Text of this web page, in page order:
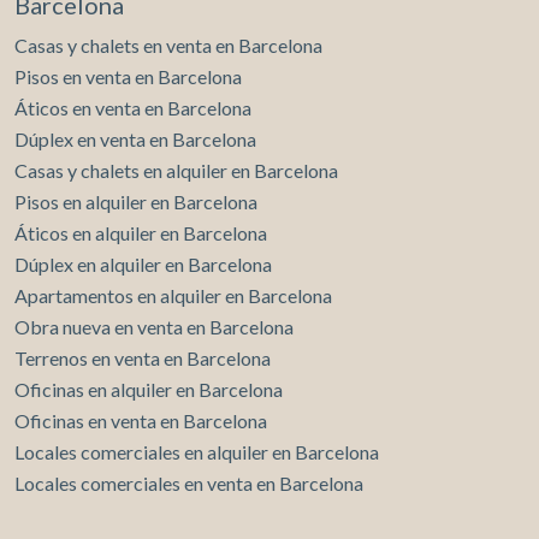
Casas y chalets en venta en Barcelona
Pisos en venta en Barcelona
Áticos en venta en Barcelona
Dúplex en venta en Barcelona
Casas y chalets en alquiler en Barcelona
Pisos en alquiler en Barcelona
Áticos en alquiler en Barcelona
Dúplex en alquiler en Barcelona
Apartamentos en alquiler en Barcelona
Obra nueva en venta en Barcelona
Terrenos en venta en Barcelona
Oficinas en alquiler en Barcelona
Oficinas en venta en Barcelona
Locales comerciales en alquiler en Barcelona
Locales comerciales en venta en Barcelona